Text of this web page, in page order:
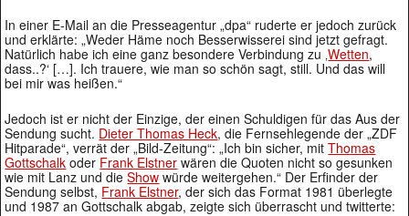
In einer E-Mail an die Presseagentur „dpa“ ruderte er jedoch zurück
und erklärte: „Weder Häme noch Besserwisserei sind jetzt gefragt.
Natürlich habe ich eine ganz besondere Verbindung zu ‚Wetten,
dass..?‘ […]. Ich trauere, wie man so schön sagt, still. Und das will
bei mir was heißen.“
Jedoch ist er nicht der Einzige, der einen Schuldigen für das Aus der
Sendung sucht. Dieter Thomas Heck, die Fernsehlegende der „ZDF
Hitparade“, verrät der „Bild-Zeitung“: „Ich bin sicher, mitThomas
Gottschalk oder Frank Elstner wären die Quoten nicht so gesunken
wie mit Lanz und dieShow würde weitergehen.“ Der Erfinder der
Sendung selbst, Frank Elstner, der sich das Format 1981 überlegte
und 1987 an Gottschalk abgab, zeigte sich überrascht und twitterte: